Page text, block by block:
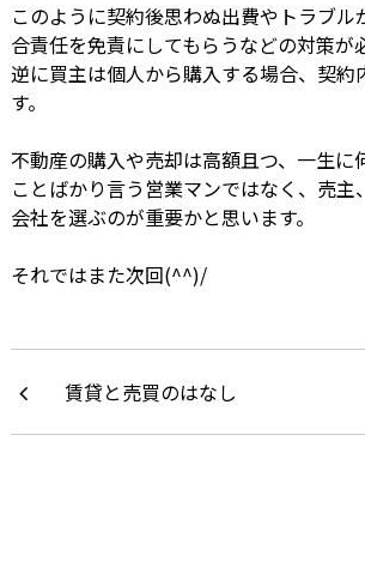
このように契約後思わぬ出費やトラブ
合責任を免責にしてもらうなどの対策が
逆に買主は個人から購入する場合、契
す。
不動産の購入や売却は高額且つ、一生
ことばかり言う営業マンではなく、売
会社を選ぶのが重要かと思います。
それではまた次回(^^)/
賃貸と売買のはなし